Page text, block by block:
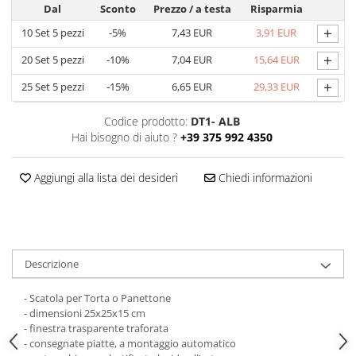
Scatole con Manico
Scatole Cubo per Bomboniere
Scatole Fondo + Coperchio
Scatole per Caramelle e Dolci
Scatole per Cioccolato in Tavoletta
Scatole per Confezioni Regalo
Scatole per Macarons e Praline
Scatole con Cassetto e Inserto per 4
Praline
Macarons
Scatole per 5–6 Macarons con
Finestra Decorata Effetto Pizzo
Scatole per Praline con Separatore
Scatole Piccole con Nastro e
Cassetto per Macarons
Dal
Sconto Prezzo/ a testa
Risparmia
10Set 5 pezzi -5% 7,43 EUR 3,91 EUR +
20Set 5 pezzi -10% 7,04 EUR 15,64 EUR +
25Set 5 pezzi -15% 6,65 EUR 29,33 EUR +
Codice prodotto: DT1- ALB
Hai bisogno di aiuto ? +39 375 992 4350
Aggiungi alla lista dei desideri Chiedi informazioni
Descrizione
- Scatola per Torta o Panettone
- dimensioni 25x25x15 cm
- finestra trasparente traforata
- consegnate piatte, a montaggio automatico